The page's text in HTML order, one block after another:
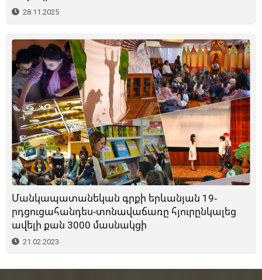
28.11.2025
Մանկապատանեկան գրքի երևանյան 19-
րդցուցահանդես-տոնավաճառը հյուրընկալեց
ավելի քան 3000 մասնակցի
21.02.2023